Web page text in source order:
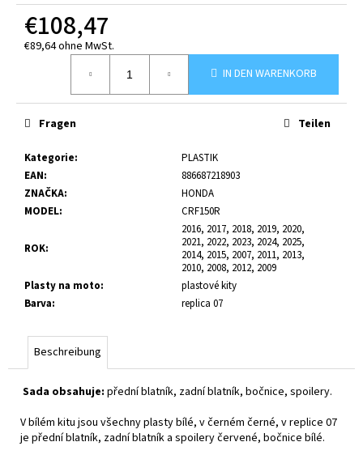
€108,47
€89,64 ohne MwSt.
Verkaufspreis:
IN DEN WARENKORB
Kategorie:
PLASTIK
EAN:
886687218903
ZNAČKA:
HONDA
MODEL: CRF150R
ROK:
2016, 2017, 2018, 2019, 2020,
2021, 2022, 2023, 2024, 2025,
2014, 2015, 2007, 2011, 2013,
2010, 2008, 2012, 2009
Plasty na moto:
plastové kity
Barva: replica 07
Fragen Teilen
Beschreibung
Sada obsahuje: přední blatník, zadní blatník, bočnice, spoilery.
V bílém kitu jsou všechny plasty bílé, v černém černé, v replice 07
je přední blatník, zadní blatník a spoilery červené, bočnice bílé.
f
h
n